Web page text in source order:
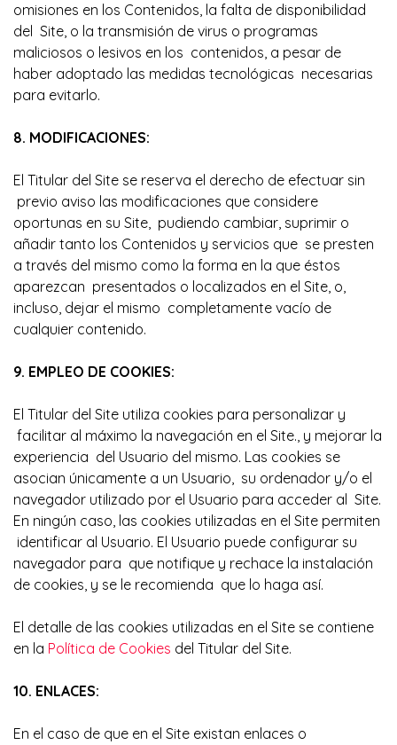
omisiones en los Contenidos, la falta de disponibilidad
del Site, o la transmisión de virus o programas
maliciosos o lesivos en los contenidos, a pesar de
haber adoptado las medidas tecnológicas necesarias
para evitarlo.
8. MODIFICACIONES:
El Titular del Site se reserva el derecho de efectuar sin
previo aviso las modificaciones que considere
oportunas en su Site, pudiendo cambiar, suprimir o
añadir tanto los Contenidos y servicios que se presten
a través del mismo como la forma en la que éstos
aparezcan presentados o localizados en el Site, o,
incluso, dejar el mismo completamente vacío de
cualquier contenido.
9. EMPLEO DE COOKIES:
El Titular del Site utiliza cookies para personalizar y
facilitar al máximo la navegación en el Site., y mejorar la
experiencia del Usuario del mismo. Las cookies se
asocian únicamente a un Usuario, su ordenador y/o el
navegador utilizado por el Usuario para acceder al Site.
En ningún caso, las cookies utilizadas en el Site permiten
identificar al Usuario. El Usuario puede configurar su
navegador para que notifique y rechace la instalación
de cookies, y se le recomienda que lo haga así.
El detalle de las cookies utilizadas en el Site se contiene
en la Política de Cookies del Titular del Site.
10. ENLACES:
En el caso de que en el Site existan enlaces o